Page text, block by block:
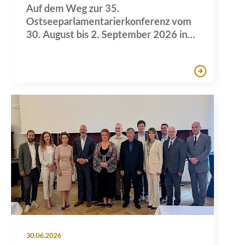
Auf dem Weg zur 35.
Ostseeparlamentarierkonferenz vom
30. August bis 2. September 2026 in
30.06.2026